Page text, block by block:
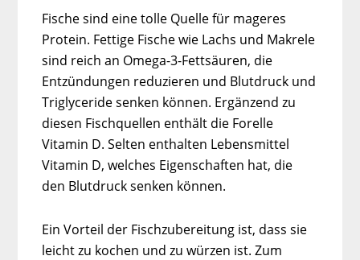
Fische sind eine tolle Quelle für mageres
Protein. Fettige Fische wie Lachs und Makrele
sind reich an Omega-3-Fettsäuren, die
Entzündungen reduzieren und Blutdruck und
Triglyceride senken können. Ergänzend zu
diesen Fischquellen enthält die Forelle
Vitamin D. Selten enthalten Lebensmittel
Vitamin D, welches Eigenschaften hat, die
den Blutdruck senken können.
Ein Vorteil der Fischzubereitung ist, dass sie
leicht zu kochen und zu würzen ist. Zum